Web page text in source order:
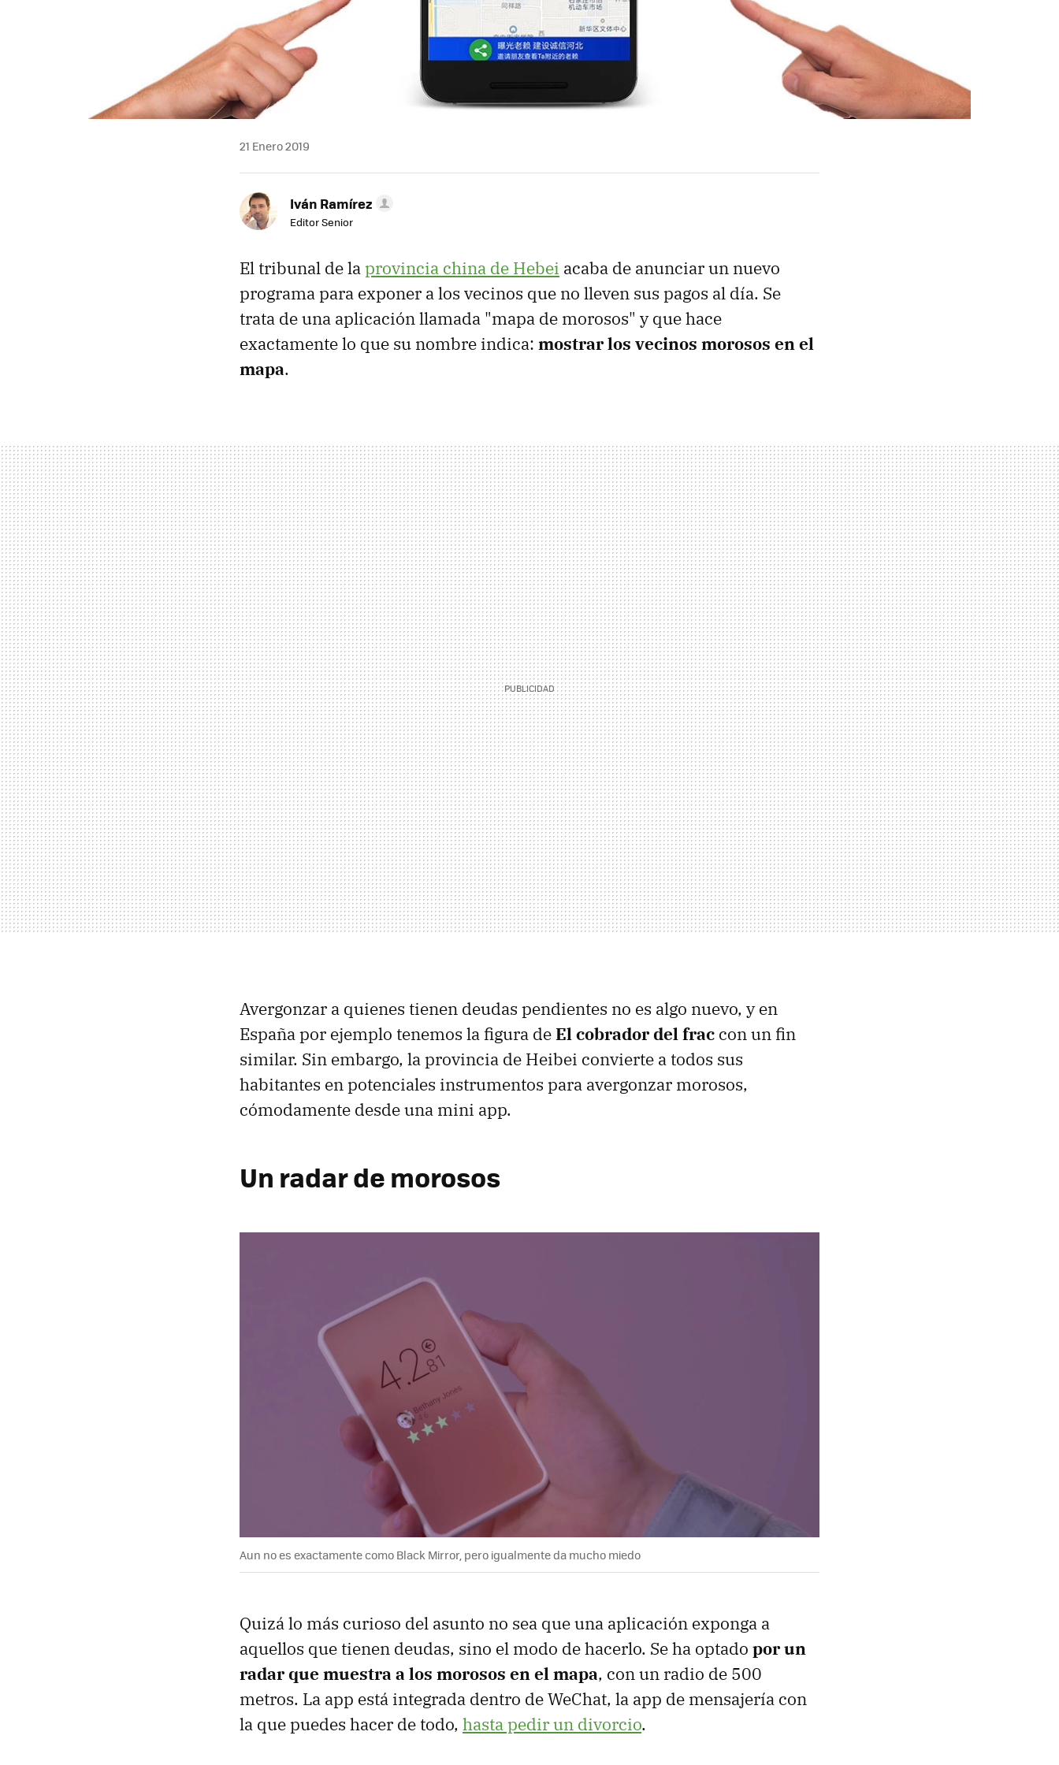
21 Enero 2019
Iván Ramírez
Editor Senior
El tribunal de laprovincia china de Hebei acaba de anunciar un nuevo
programa para exponer a los vecinos que no lleven sus pagos al día. Se
trata de una aplicación llamada "mapa de morosos" y que hace
exactamente lo que su nombre indica: mostrar los vecinos morosos en el
mapa.
Avergonzar a quienes tienen deudas pendientes no es algo nuevo, y en
España por ejemplo tenemos la figura deEl cobrador del frac con un fin
similar. Sin embargo, la provincia de Heibei convierte a todos sus
habitantes en potenciales instrumentos para avergonzar morosos,
cómodamente desde una mini app.
Un radar de morosos
Aun no es exactamente como Black Mirror, pero igualmente da mucho miedo
Quizá lo más curioso del asunto no sea que una aplicación exponga a
aquellos que tienen deudas, sino el modo de hacerlo. Se ha optado por un
radar que muestra a los morosos en el mapa, con un radio de 500
metros. La app está integrada dentro de WeChat, la app de mensajería con
la que puedes hacer de todo, hasta pedir un divorcio.